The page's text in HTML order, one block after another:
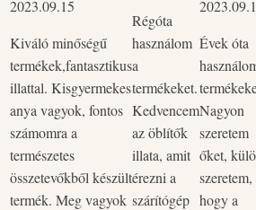
2023.09.15
Kiváló minőségű
termékek,fantasztikus
illattal. Kisgyermekes
anya vagyok, fontos
számomra a
természetes
összetevőkből készült
termék. Meg vagyok
Régóta
használom
a
termékeket.
Kedvencem
az öblítők
illata, amit
érezni a
szárítógép
Évek óta
Nagyon
szeretem
őket,
szeretem,
hogy a